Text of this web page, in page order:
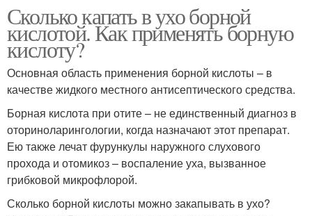
Сколько капать в ухо борной
кислотой. Как применять борную
кислоту?
Основная область применения борной кислоты – в
качестве жидкого местного антисептического средства.
Борная кислота при отите – не единственный диагноз в
оториноларингологии, когда назначают этот препарат.
Ею также лечат фурункулы наружного слухового
прохода и отомикоз – воспаление уха, вызванное
грибковой микрофлорой.
Сколько борной кислоты можно закапывать в ухо?